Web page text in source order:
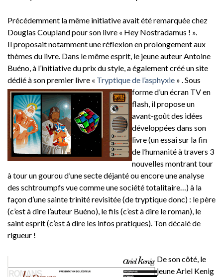
Précédemment la même initiative avait été remarquée chez
Douglas Coupland pour son livre « Hey Nostradamus ! ».
Il proposait notamment une réflexion en prolongement aux
thèmes du livre. Dans le même esprit, le jeune auteur Antoine
Buéno, à l’initiative du prix du style, a également créé un site
dédié à son premier livre « Tryptique de l’asphyxie » . Sous
forme d’un écran TV en
flash, il propose un
avant-goût des idées
développées dans son
livre (un essai sur la fin
de l’humanité à travers 3
nouvelles montrant tour
à tour un gourou d’une secte déjanté ou encore une analyse
des schtroumpfs vue comme une société totalitaire…) à la
façon d’une sainte trinité revisitée (de tryptique donc) : le père
(c’est à dire l’auteur Buéno), le fils (c’est à dire le roman), le
saint esprit (c’est à dire les infos pratiques). Ton décalé de
rigueur !
De son côté, le
jeune Ariel Kenig